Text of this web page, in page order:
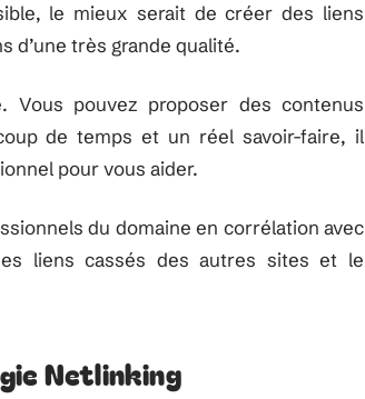
le mieux serait de créer des liens
d’une très grande qualité.
pouvez proposer des contenus
de temps et un réel savoir-faire, il
pour vous aider.
du domaine en corrélation avec
liens cassés des autres sites et le
Netlinking